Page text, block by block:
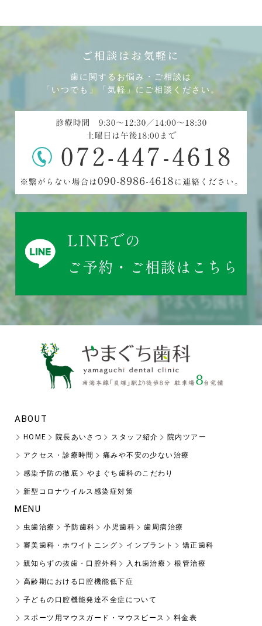
ご相談はお気軽に
歯に関するお悩み・ご相談は
「いつでも」「気軽」にご相談ください。
ABOUT
HOME 院長あいさつ スタッフ紹介 院内ツアー
アクセス・診療時間 痛みや不安の少ない治療
感染予防の徹底 やまぐち歯科のこだわり
新型コロナウイルス感染症対策
MENU
虫歯治療 予防歯科 小児歯科 歯周病治療
審美歯科・ホワイトニング インプラント 矯正歯科
親知らずの抜歯・口腔外科 入れ歯治療 根管治療
高齢期における口腔機能低下症
子どもの口腔機能発達不全症について
スポーツ用マウスガード・マウスピース 料金表